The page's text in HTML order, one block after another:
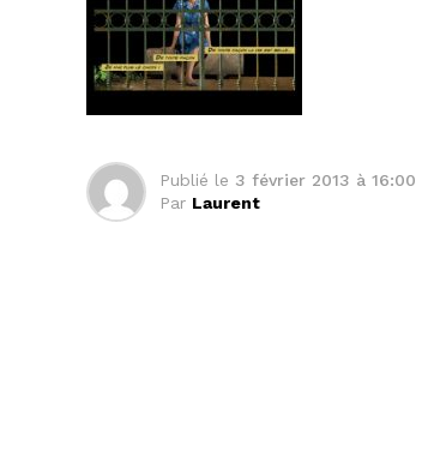
Publié le 3 février 2013 à 16:00
Par Laurent